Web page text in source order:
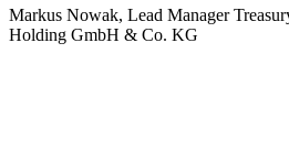
Markus Nowak, Lead Manager
Holding GmbH & Co. KG